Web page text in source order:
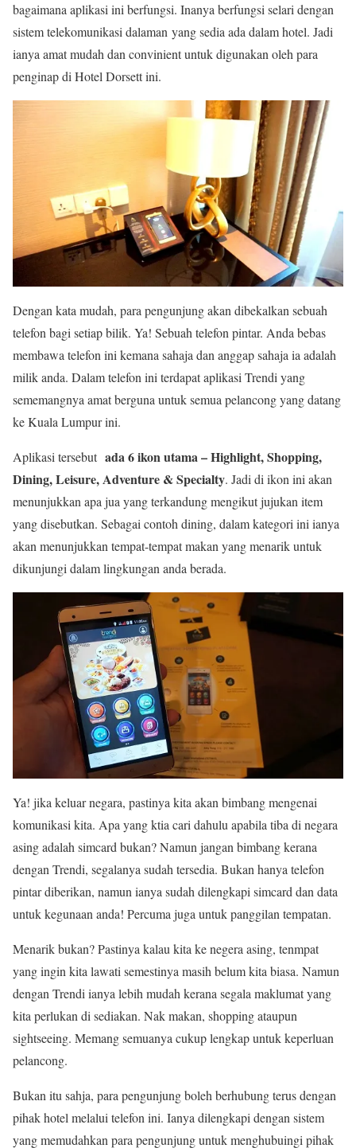
bagaimana aplikasi ini berfungsi. Inanya berfungsi selari dengan
sistem telekomunikasi dalaman yang sedia ada dalam hotel. Jadi
ianya amat mudah dan convinient untuk digunakan oleh para
penginap di Hotel Dorsett ini.
Dengan kata mudah, para pengunjung akan dibekalkan sebuah
telefon bagi setiap bilik. Ya! Sebuah telefon pintar. Anda bebas
membawa telefon ini kemana sahaja dan anggap sahaja ia adalah
milik anda. Dalam telefon ini terdapat aplikasi Trendi yang
sememangnya amat berguna untuk semua pelancong yang datang
ke Kuala Lumpur ini.
Aplikasi tersebut ada 6 ikon utama – Highlight, Shopping,
Dining, Leisure, Adventure & Specialty. Jadi di ikon ini akan
menunjukkan apa jua yang terkandung mengikut jujukan item
yang disebutkan. Sebagai contoh dining, dalam kategori ini ianya
akan menunjukkan tempat-tempat makan yang menarik untuk
dikunjungi dalam lingkungan anda berada.
Ya! jika keluar negara, pastinya kita akan bimbang mengenai
komunikasi kita. Apa yang ktia cari dahulu apabila tiba di negara
asing adalah simcard bukan? Namun jangan bimbang kerana
dengan Trendi, segalanya sudah tersedia. Bukan hanya telefon
pintar diberikan, namun ianya sudah dilengkapi simcard dan data
untuk kegunaan anda! Percuma juga untuk panggilan tempatan.
Menarik bukan? Pastinya kalau kita ke negera asing, tenmpat
yang ingin kita lawati semestinya masih belum kita biasa. Namun
dengan Trendi ianya lebih mudah kerana segala maklumat yang
kita perlukan di sediakan. Nak makan, shopping ataupun
sightseeing. Memang semuanya cukup lengkap untuk keperluan
pelancong.
Bukan itu sahja, para pengunjung boleh berhubung terus dengan
pihak hotel melalui telefon ini. Ianya dilengkapi dengan sistem
yang memudahkan para pengunjung untuk menghubuingi pihak